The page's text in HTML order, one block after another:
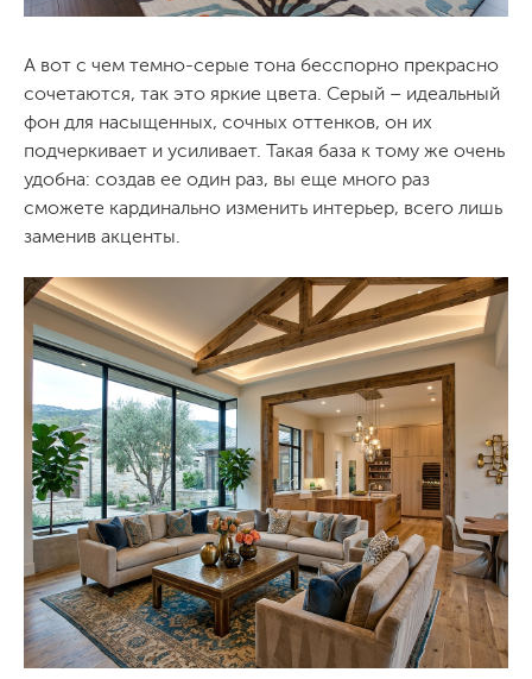
А вот с чем темно-серые тона бесспорно прекрасно
сочетаются, так это яркие цвета. Серый – идеальный
фон для насыщенных, сочных оттенков, он их
подчеркивает и усиливает. Такая база к тому же очень
удобна: создав ее один раз, вы еще много раз
сможете кардинально изменить интерьер, всего лишь
заменив акценты.